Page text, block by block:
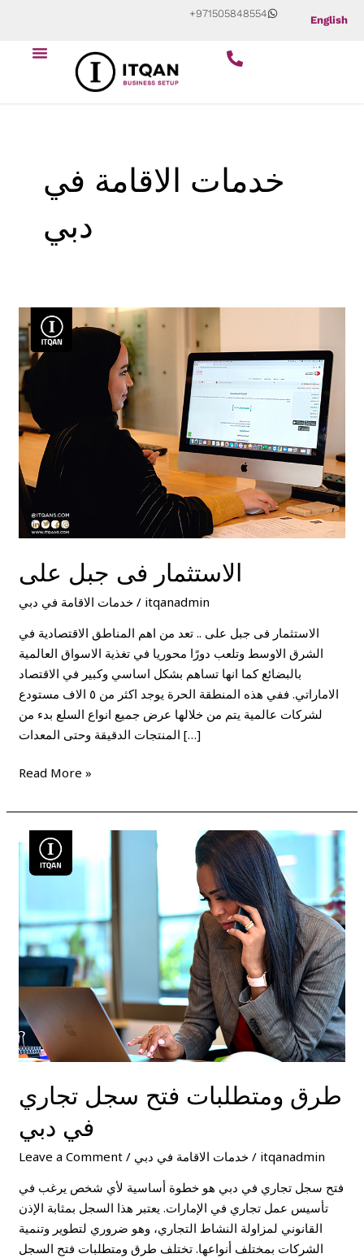
content
English
+971505848554
Menu
خدمات الاقامة في
دبي
الاستثمار فى جبل على
خدمات الاقامة في دبي / itqanadmin
الاستثمار فى جبل على .. تعد من اهم المناطق الاقتصادية في
الشرق الاوسط وتلعب دورًا محوريا في تغذية الاسواق العالمية
بالبضائع كما انها تساهم بشكل اساسي وكبير في الاقتصاد
الاماراتي. ففي هذه المنطقة الحرة يوجد اكثر من ٥ الاف مستودع
لشركات عالمية يتم من خلالها عرض جميع انواع السلع بدء من
المنتجات الدقيقة وحتى المعدات […]
الاستثمار
فى
جبل
على
Read More »
طرق ومتطلبات فتح سجل تجاري
في دبي
Leave a Comment / خدمات الاقامة في دبي / itqanadmin
فتح سجل تجاري في دبي هو خطوة أساسية لأي شخص يرغب في
تأسيس عمل تجاري في الإمارات. يعتبر هذا السجل بمثابة الإذن
القانوني لمزاولة النشاط التجاري، وهو ضروري لتطوير وتنمية
الشركات بمختلف أنواعها. تختلف طرق ومتطلبات فتح السجل
طرق
ومتطلبات
فتح
تجاري
في
دبي